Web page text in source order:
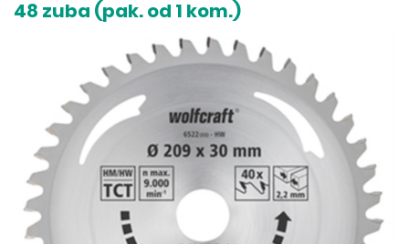
48 zuba (pak. od 1 kom.)